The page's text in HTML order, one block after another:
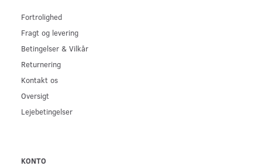
Fortrolighed
Fragt og levering
Betingelser & Vilkår
Returnering
Kontakt os
Oversigt
Lejebetingelser
KONTO